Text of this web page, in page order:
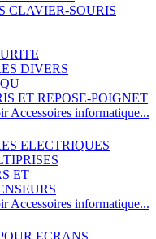
CLAVIER-SOURIS
DIVERS
ET REPOSE-POIGNET
Accessoires informatique...
ELECTRIQUES
ET
Accessoires informatique...